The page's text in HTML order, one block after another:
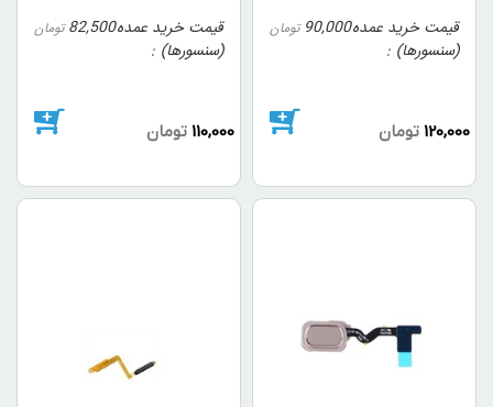
قیمت خرید عمده
(سنسورها)
90,000 تومان
120,000 تومان
قیمت خرید عمده
(سنسورها)
82,500 تومان
110,000 تومان